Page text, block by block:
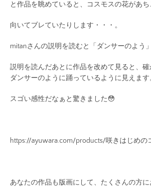
と作品を眺めていると、コスモスの花があち
向いてブレていたりします・・・。
mitanさんの説明を読むと「ダンサーのよう
説明を読んだあとに作品を改めて見ると、
ダンサーのように踊っているように見えます
スゴい感性だなぁと驚きました😳
https://ayuwara.com/products/咲きはじめの
あなたの作品も版画にして、たくさんの方